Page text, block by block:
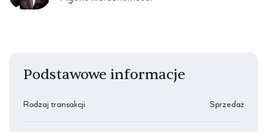
Podstawowe informacje
Rodzaj transakcji Sprzedaż